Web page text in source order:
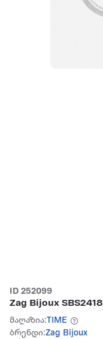
ID 252099
Zag Bijoux
მაღაზია:TIME
ბრენდი:Zag Bijoux